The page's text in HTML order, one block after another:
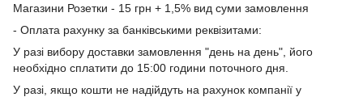
Магазини Розетки - 15 грн + 1,5% вид суми замовлення
- Оплата рахунку за банківськими реквізитами:
У разі вибору доставки замовлення "день на день", його
необхідно сплатити до 15:00 години поточного дня.
У разі, якщо кошти не надійдуть на рахунок компанії у